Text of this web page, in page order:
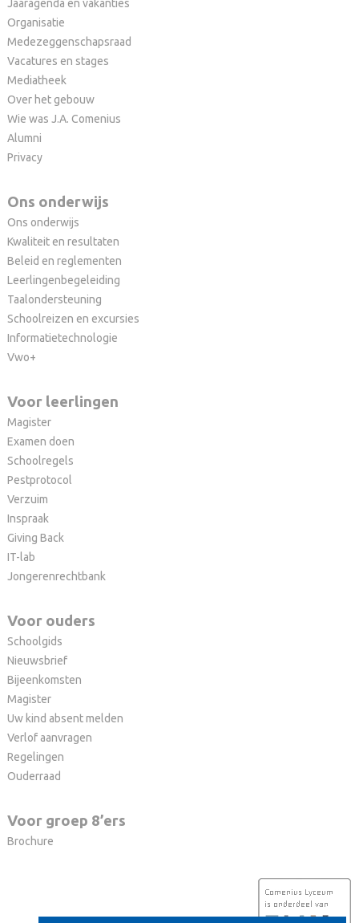
Jaaragenda en vakanties
Organisatie
Medezeggenschapsraad
Vacatures en stages
Mediatheek
Over het gebouw
Wie was J.A. Comenius
Alumni
Privacy
Ons onderwijs
Ons onderwijs
Kwaliteit en resultaten
Beleid en reglementen
Leerlingenbegeleiding
Taalondersteuning
Schoolreizen en excursies
Informatietechnologie
Vwo+
Voor leerlingen
Magister
Examen doen
Schoolregels
Pestprotocol
Verzuim
Inspraak
Giving Back
IT-lab
Jongerenrechtbank
Voor ouders
Schoolgids
Nieuwsbrief
Bijeenkomsten
Magister
Uw kind absent melden
Verlof aanvragen
Regelingen
Ouderraad
Voor groep 8’ers
Brochure